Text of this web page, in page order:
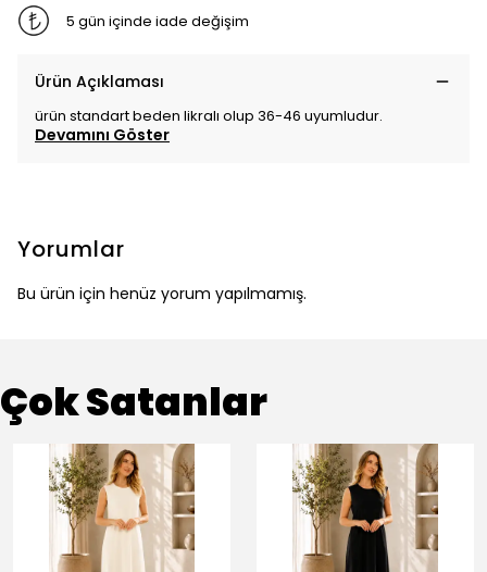
5 gün içinde iade değişim
Ürün Açıklaması
ürün standart beden likralı olup 36-46 uyumludur.
Devamını Göster
Yorumlar
Bu ürün için henüz yorum yapılmamış.
Çok Satanlar